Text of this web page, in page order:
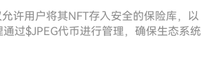
许用户将其NFT存入安全的保险库，以
过$JPEG代币进行管理，确保生态系统